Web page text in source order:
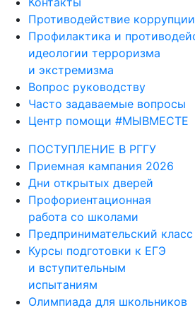
Противодействие коррупции
Профилактика и
идеологии терроризма
и экстремизма
Вопрос руководству
Часто задаваемые вопросы
Центр помощи #МЫВМЕСТЕ
ПОСТУПЛЕНИЕ В РГГУ
Приемная кампания 2026
Дни открытых дверей
Профориентационная
работа со школами
Предпринимательский класс
Курсы подготовки к ЕГЭ
и вступительным
испытаниям
Олимпиада для школьников